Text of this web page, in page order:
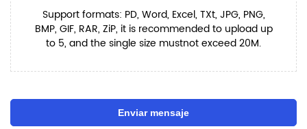
Support formats: PD, Word, Excel, TXt, JPG, PNG,
BMP, GIF, RAR, ZiP, it is recommended to upload up
to 5, and the single size mustnot exceed 20M.
Enviar mensaje